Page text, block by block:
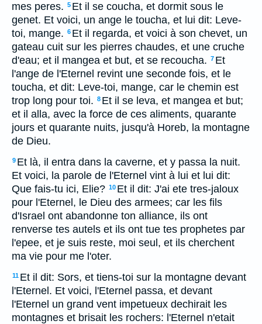
mes peres. 5 Et il se coucha, et dormit sous le
genet. Et voici, un ange le toucha, et lui dit: Leve-
toi, mange. 6 Et il regarda, et voici à son chevet, un
gateau cuit sur les pierres chaudes, et une cruche
d'eau; et il mangea et but, et se recoucha. 7 Et
l'ange de l'Eternel revint une seconde fois, et le
toucha, et dit: Leve-toi, mange, car le chemin est
trop long pour toi. 8 Et il se leva, et mangea et but;
et il alla, avec la force de ces aliments, quarante
jours et quarante nuits, jusqu'à Horeb, la montagne
de Dieu.
9 Et là, il entra dans la caverne, et y passa la nuit.
Et voici, la parole de l'Eternel vint à lui et lui dit:
Que fais-tu ici, Elie? 10 Et il dit: J'ai ete tres-jaloux
pour l'Eternel, le Dieu des armees; car les fils
d'Israel ont abandonne ton alliance, ils ont
renverse tes autels et ils ont tue tes prophetes par
l'epee, et je suis reste, moi seul, et ils cherchent
ma vie pour me l'oter.
11 Et il dit: Sors, et tiens-toi sur la montagne devant
l'Eternel. Et voici, l'Eternel passa, et devant
l'Eternel un grand vent impetueux dechirait les
montagnes et brisait les rochers: l'Eternel n'etait